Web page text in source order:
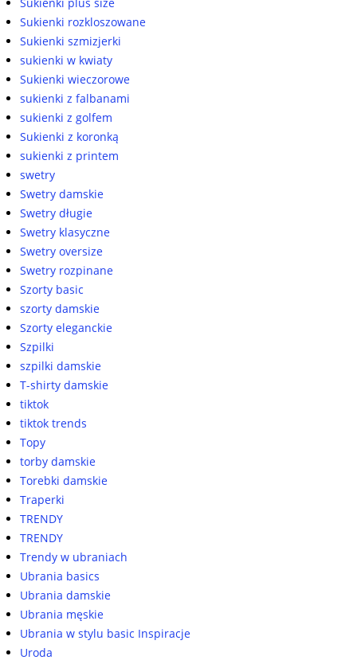
Sukienki rozkloszowane
Sukienki szmizjerki
sukienki w kwiaty
Sukienki wieczorowe
sukienki z falbanami
sukienki z golfem
Sukienki z koronką
sukienki z printem
swetry
Swetry damskie
Swetry długie
Swetry klasyczne
Swetry oversize
Swetry rozpinane
Szorty basic
szorty damskie
Szorty eleganckie
Szpilki
szpilki damskie
T-shirty damskie
tiktok
tiktok trends
Topy
torby damskie
Torebki damskie
Traperki
TRENDY
TRENDY
Trendy w ubraniach
Ubrania basics
Ubrania damskie
Ubrania męskie
Ubrania w stylu basic Inspiracje
Uroda